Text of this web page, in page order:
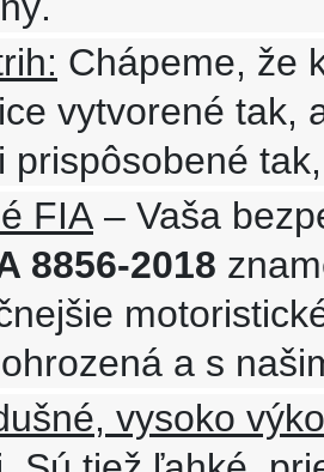
Chápeme, že
vytvorené tak,
prispôsobené
FIA – Vaša
8856-2018
a s
vysoko